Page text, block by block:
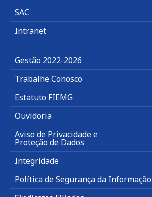
SAC
Intranet
Gestão 2022-2026
Trabalhe Conosco
Estatuto FIEMG
Ouvidoria
Aviso de Privacidade e
Proteção de Dados
Integridade
Política de Segurança da Informação